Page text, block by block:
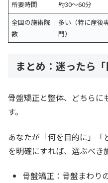
所要時間
約30〜60分
全国の施術院
数
多い（特に産後
門）
まとめ：迷ったら
骨盤矯正と整体、どちらに
す。
あなたが「何を目的に」「
を明確にすれば、選ぶべき
骨盤矯正：骨盤まわり